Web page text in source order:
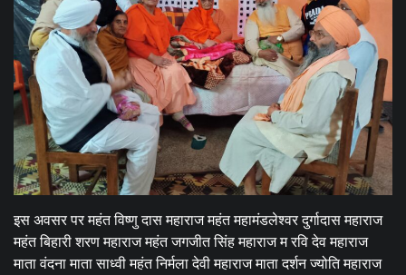
इस अवसर पर महंत विष्णु दास महाराज महंत महामंडलेश्वर दुर्गादास महाराज
महंत बिहारी शरण महाराज महंत जगजीत सिंह महाराज म रवि देव महाराज
माता वंदना माता साध्वी महंत निर्मला देवी महाराज माता दर्शन ज्योति महाराज